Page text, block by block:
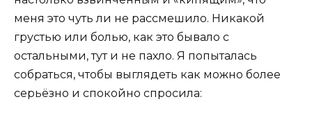
меня это чуть ли не рассмешило. Никакой
грустью или болью, как это бывало с
остальными, тут и не пахло. Я попыталась
собраться, чтобы выглядеть как можно более
серьёзно и спокойно спросила: